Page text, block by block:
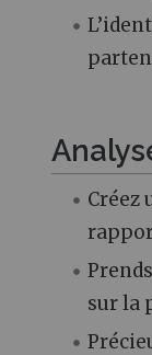
Créez
sur la